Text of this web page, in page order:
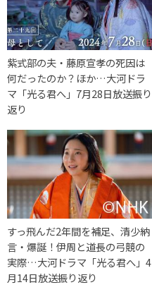
紫式部の夫・藤原宣孝の死因は
何だったのか？ほか…大河ドラ
マ「光る君へ」7月28日放送振り
返り
すっ飛んだ2年間を補足、清少納
言・爆誕！伊周と道長の弓競の
実際…大河ドラマ「光る君へ」4
月14日放送振り返り